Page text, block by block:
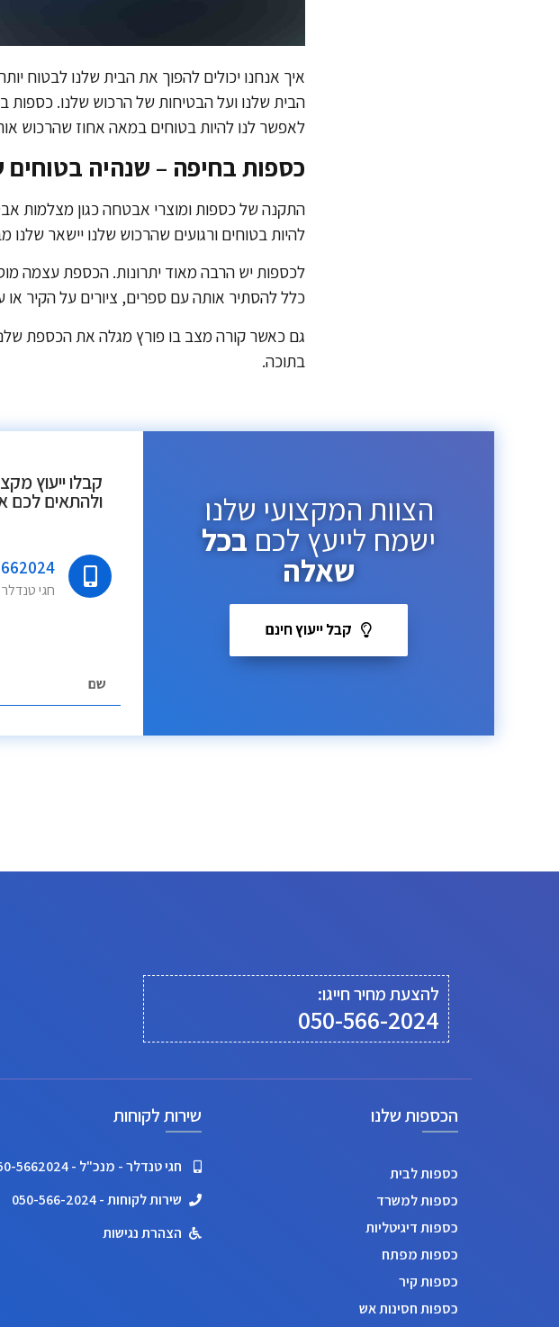
איך אנחנו יכולים להפוך את הבית שלנו לבטוח
הבית שלנו ועל הבטיחות של הרכוש שלנו. כספות
לאפשר לנו להיות בטוחים במאה אחוז שהרכוש
כספות בחיפה – שנהיה
התקנה של כספות ומוצרי אבטחה כגון מצלמות
להיות בטוחים ורגועים שהרכוש שלנו יישאר שלנו
לכספות יש הרבה מאוד יתרונות. הכספת עצמה
כלל להסתיר אותה עם ספרים, ציורים על הקיר או
גם כאשר קורה מצב בו פורץ מגלה את הכספת
בתוכה.
הצוות המקצועי שלנו
ישמח לייעץ לכם בכל
שאלה
קבל ייעוץ חינם
קבלו ייעוץ
ולהתאים לכם
חגי
להצעת מחיר חייגו:
050-566-2024
הכספות שלנו
כספות לבית
כספות למשרד
כספות דיגיטליות
כספות מפתח
כספות קיר
כספות חסינות אש
שירות לקוחות
חגי טנדלר - מנכ"ל - 050-5662024
שירות לקוחות - 050-566-2024
הצהרת נגישות